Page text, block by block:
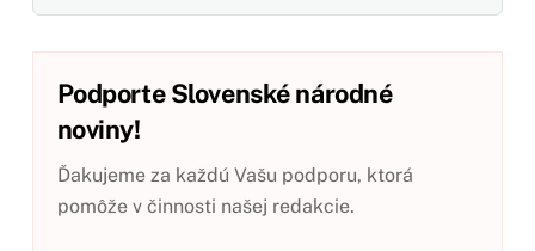
Podporte Slovenské národné
noviny!
Ďakujeme za každú Vašu podporu, ktorá
pomôže v činnosti našej redakcie.